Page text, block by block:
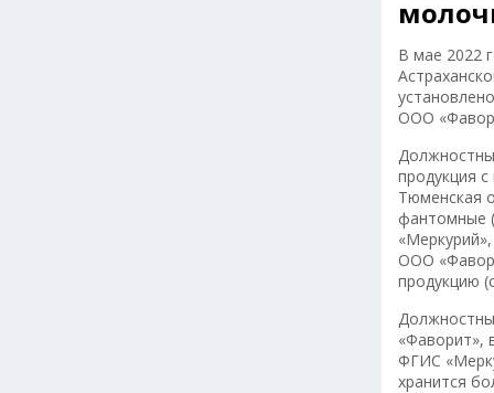
В мае 2022
ООО
продукция
Тюменская
фантомные
ООО
продукцию
«Фаворит»,
ФГИС
хранится